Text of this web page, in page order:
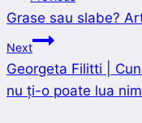
în
articole
Grase sau slabe?
Next
Georgeta Filitti |
nu ţi-o poate lua